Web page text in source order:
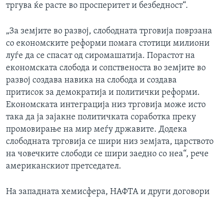
тргува ќе расте во просперитет и безбедност“.
„За земјите во развој, слободната трговија поврзана
со економските реформи помага стотици милиони
луѓе да се спасат од сиромашатија. Порастот на
економската слобода и сопственоста во земјите во
развој создава навика на слобода и создава
притисок за демократија и политички реформи.
Економската интеграција низ трговија може исто
така да ја зајакне политичката соработка преку
промовирање на мир меѓу државите. Додека
слободната трговија се шири низ земјата, царството
на човечките слободи се шири заедно со неа“, рече
американскиот претседател.
На западната хемисфера, НАФТА и други договори